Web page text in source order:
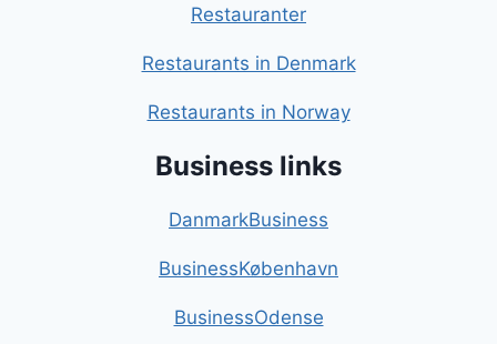
Restauranter
Restaurants in Denmark
Restaurants in Norway
Business links
DanmarkBusiness
BusinessKøbenhavn
BusinessOdense